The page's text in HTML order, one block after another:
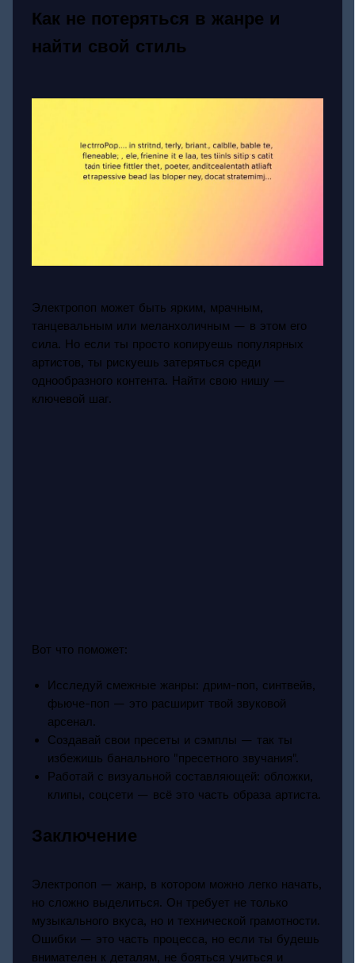
Как не потеряться в жанре и
найти свой стиль
Электропоп может быть ярким, мрачным,
танцевальным или меланхоличным — в этом его
сила. Но если ты просто копируешь популярных
артистов, ты рискуешь затеряться среди
однообразного контента. Найти свою нишу —
ключевой шаг.
Вот что поможет:
Исследуй смежные жанры: дрим-поп, синтвейв,
фьюче-поп — это расширит твой звуковой
арсенал.
Создавай свои пресеты и сэмплы — так ты
избежишь банального "пресетного звучания".
Работай с визуальной составляющей: обложки,
клипы, соцсети — всё это часть образа артиста.
Заключение
Электропоп — жанр, в котором можно легко начать,
но сложно выделиться. Он требует не только
музыкального вкуса, но и технической грамотности.
Ошибки — это часть процесса, но если ты будешь
внимателен к деталям, не бояться учиться и